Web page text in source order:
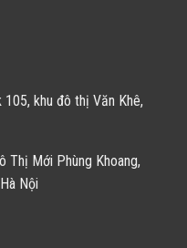
khu đô thị Văn Khê,
Thị Mới Phùng Khoang,
Nội